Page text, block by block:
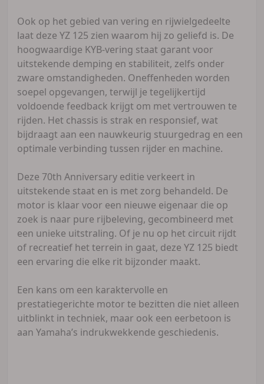
Ook op het gebied van vering en rijwielgedeelte
laat deze YZ 125 zien waarom hij zo geliefd is. De
hoogwaardige KYB-vering staat garant voor
uitstekende demping en stabiliteit, zelfs onder
zware omstandigheden. Oneffenheden worden
soepel opgevangen, terwijl je tegelijkertijd
voldoende feedback krijgt om met vertrouwen te
rijden. Het chassis is strak en responsief, wat
bijdraagt aan een nauwkeurig stuurgedrag en een
optimale verbinding tussen rijder en machine.
Deze 70th Anniversary editie verkeert in
uitstekende staat en is met zorg behandeld. De
motor is klaar voor een nieuwe eigenaar die op
zoek is naar pure rijbeleving, gecombineerd met
een unieke uitstraling. Of je nu op het circuit rijdt
of recreatief het terrein in gaat, deze YZ 125 biedt
een ervaring die elke rit bijzonder maakt.
Een kans om een karaktervolle en
prestatiegerichte motor te bezitten die niet alleen
uitblinkt in techniek, maar ook een eerbetoon is
aan Yamaha’s indrukwekkende geschiedenis.